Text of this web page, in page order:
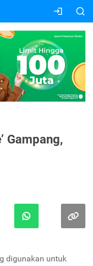
Gampang,
digunakan untuk